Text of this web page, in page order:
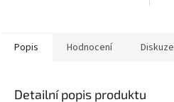
Popis Hodnocení Diskuze
Detailní popis produktu